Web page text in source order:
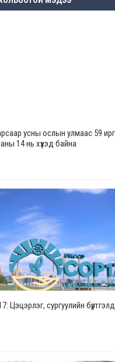
усны ослын улмаас 59
14 нь хүүхэд байна
Цэцэрлэг, сургуулийн